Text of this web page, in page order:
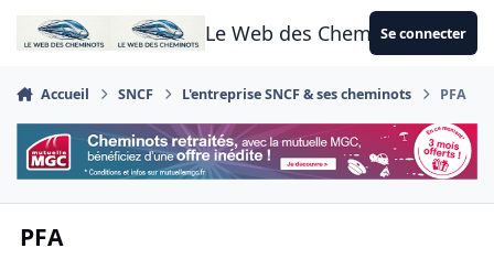
Aller au contenu
Le Web des CheminotsSe connecter
Accueil SNCF L'entreprise SNCF & ses cheminots PFA
PFA